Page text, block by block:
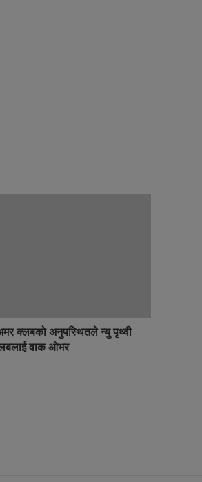
क्लबको अनुपस्थितले न्यु पृथ्वी
वाक ओभर